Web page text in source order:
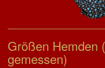
Größen Hemden
gemessen)